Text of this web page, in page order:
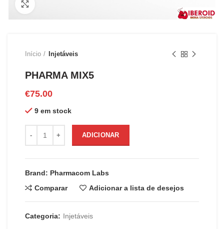
Início Injetáveis
PHARMA MIX5
€75.00
9 em stock
ADICIONAR
Brand: Pharmacom Labs
Comparar
Adicionar a lista de desejos
Categoria: Injetáveis